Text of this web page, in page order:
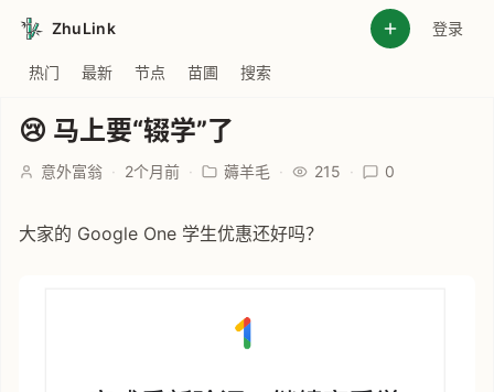
ZhuLink 登录
热门 最新 节点 苗圃 搜索
😢 马上要“辍学”了
意外富翁 · 2个月前 · 薅羊毛 · 215 · 0
大家的 Google One 学生优惠还好吗？